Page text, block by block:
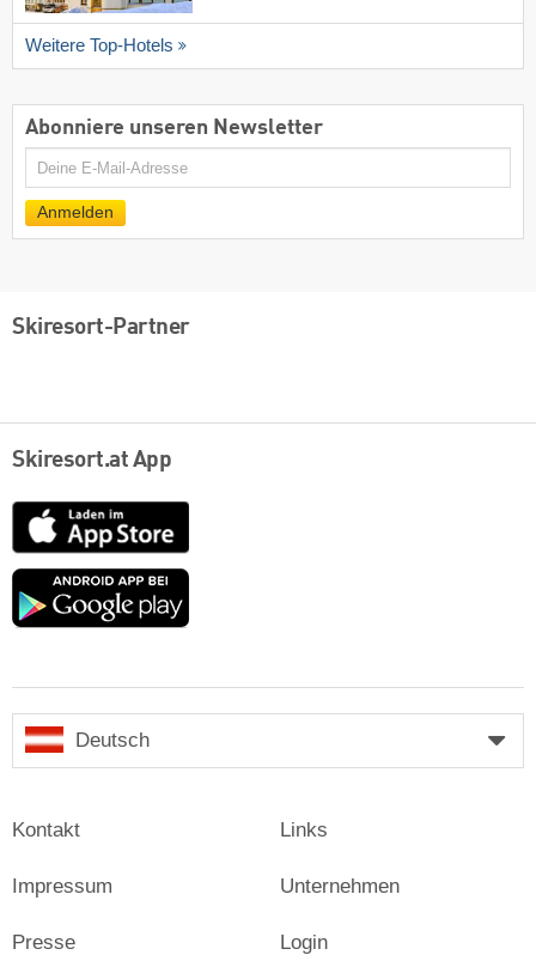
Weitere Top-Hotels
Abonniere unseren Newsletter
E-
Anmelden
Skiresort-Partner
Skiresort.at App
App
Store
Google
Deutsch
Kontakt
Impressum
Presse
Links
Unternehmen
Login